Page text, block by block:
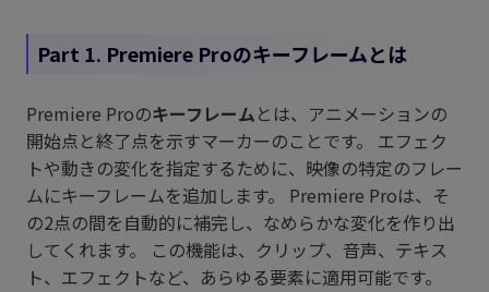
Part 1. Premiere Proのキーフレームとは
Premiere Proのキーフレームとは、アニメーションの
開始点と終了点を示すマーカーのことです。 エフェク
トや動きの変化を指定するために、映像の特定のフレー
ムにキーフレームを追加します。 Premiere Proは、そ
の2点の間を自動的に補完し、なめらかな変化を作り出
してくれます。 この機能は、クリップ、音声、テキス
ト、エフェクトなど、あらゆる要素に適用可能です。